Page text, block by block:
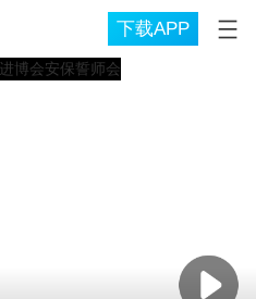
下载APP